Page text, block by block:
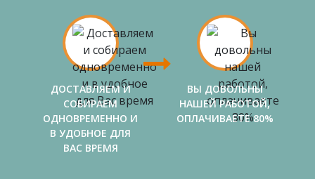
ДОСТАВЛЯЕМ И
СОБИРАЕМ
ОДНОВРЕМЕННО И
В УДОБНОЕ ДЛЯ
ВАС ВРЕМЯ
ВЫ ДОВОЛЬНЫ
НАШЕЙ РАБОТОЙ,
ОПЛАЧИВАЕТЕ 80%